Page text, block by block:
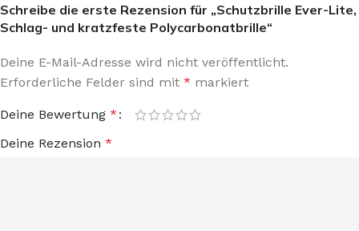
Schreibe die erste Rezension für „Schutzbrille Ever-Lite,
Schlag- und kratzfeste Polycarbonatbrille“
Deine E-Mail-Adresse wird nicht veröffentlicht.
Erforderliche Felder sind mit * markiert
Deine Bewertung *
Deine Rezension *